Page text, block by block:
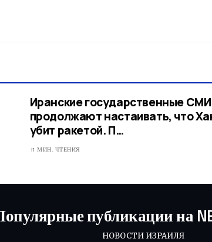
Иранские государственные СМИ
продолжают настаивать, что
убит ракетой. П…
1 МИН. ЧТЕНИЯ
публикации на
НОВОСТИ ИЗРАИЛЯ